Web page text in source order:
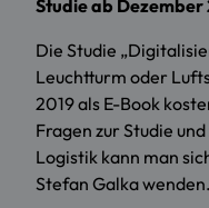
Studie ab Dezember
Die Studie
Leuchtturm oder
2019 als E-Book
Fragen zur Studie
Logistik kann man
Stefan Galkawenden.